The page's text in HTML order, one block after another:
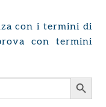
PRODOTTI
Espandi
il
child
EUROPEA
menu
child
con i termini di
con termini
Search Button